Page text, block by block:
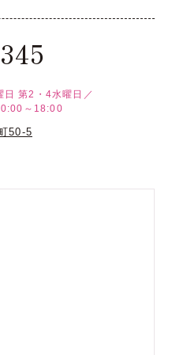
日 第2・4水曜日／
～18:00
50-5